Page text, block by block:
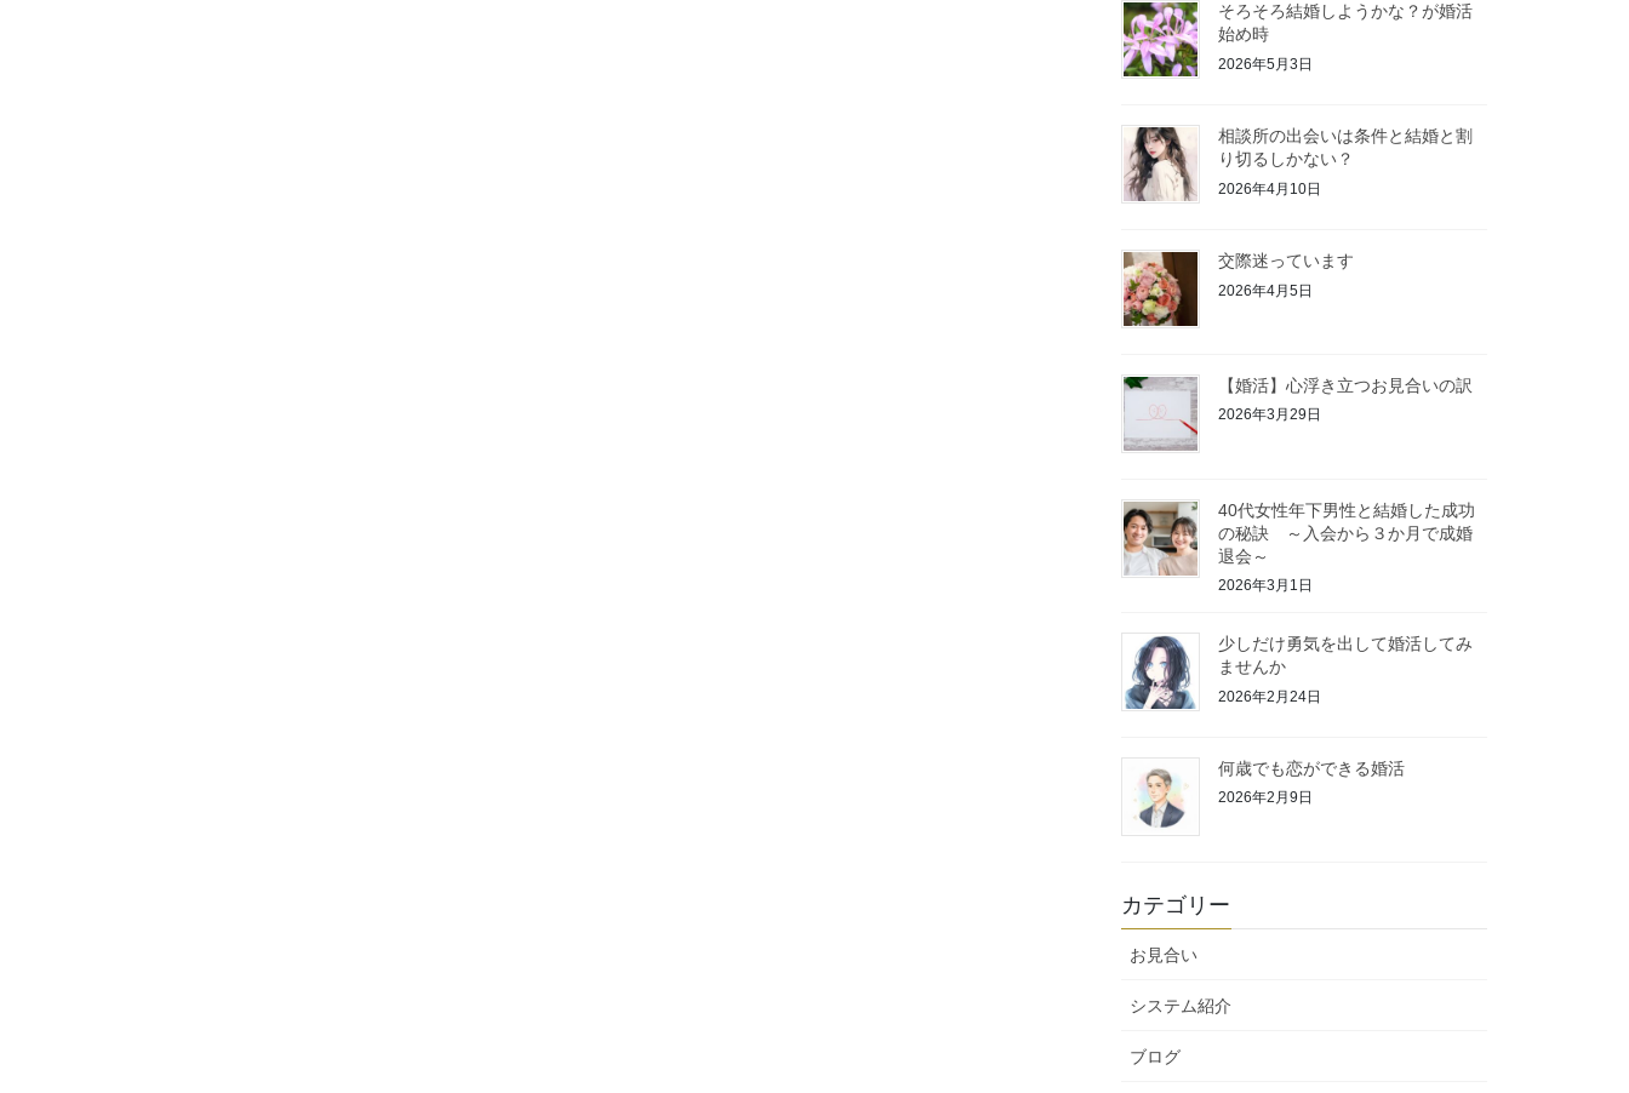
そろそろ結婚しようかな？が婚活
始め時
2026年5月3日
相談所の出会いは条件と結婚と割
り切るしかない？
2026年4月10日
交際迷っています
2026年4月5日
【婚活】心浮き立つお見合いの訳
2026年3月29日
40代女性年下男性と結婚した成功
の秘訣 ～入会から３か月で成婚
退会～
2026年3月1日
少しだけ勇気を出して婚活してみ
ませんか
2026年2月24日
何歳でも恋ができる婚活
2026年2月9日
カテゴリー
お見合い
システム紹介
ブログ